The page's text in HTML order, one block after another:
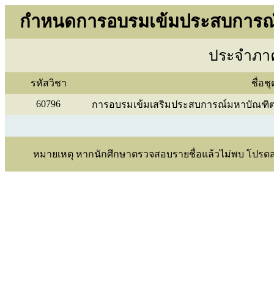
กำหนดการอบรมเข้มประสบกา
ประจำภ
รหัสวิชา
ชื่อชุ
60796
การอบรมเข้มเสริมประสบการณ์มหาบัณฑิ
หมายเหตุ หากนักศึกษาตรวจสอบรายชื่อแล้วไม่พบ โปรด